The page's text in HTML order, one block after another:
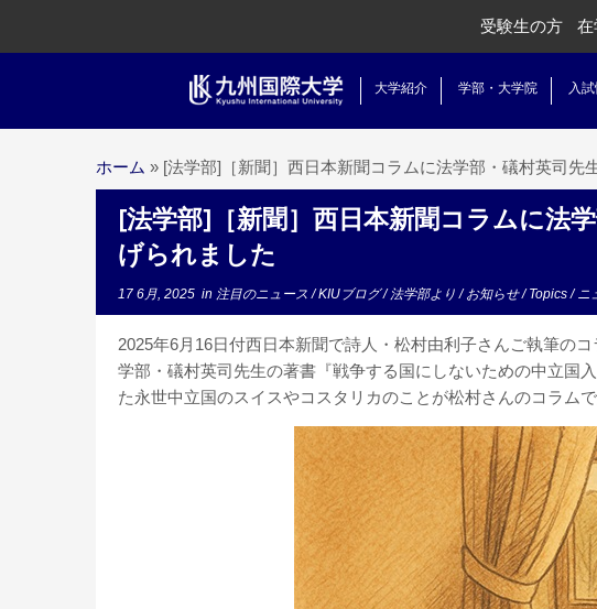
受験生の方 在
大学紹介 学部・大学院 入
ホーム » [法学部]［新聞］西日本新聞コラムに法学部・礒村英司先
[法学部]［新聞］西日本新聞コラムに法
げられました
17 6月, 2025 in 注目のニュース/KIUブログ/法学部より/お知らせ/Topics/ニ
2025年6月16日付西日本新聞で詩人・松村由利子さんご執筆の
学部・礒村英司先生の著書『戦争する国にしないための中立国
た永世中立国のスイスやコスタリカのことが松村さんのコラムで